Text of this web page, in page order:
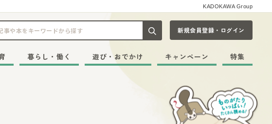
KADOKAWA Group
記事や本をキーワードから探す
新規会員登録・ログイン
暮らし・働く 遊び・おでかけ キャンペーン 特集